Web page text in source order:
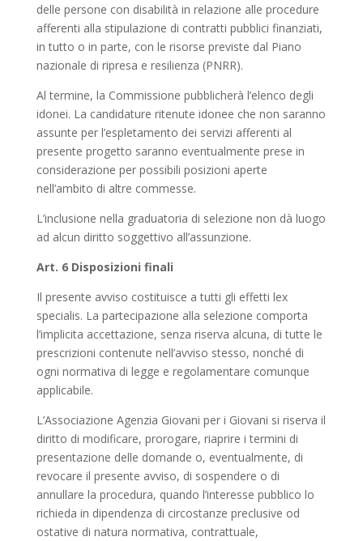
delle persone con disabilità in relazione alle procedure
afferenti alla stipulazione di contratti pubblici finanziati,
in tutto o in parte, con le risorse previste dal Piano
nazionale di ripresa e resilienza (PNRR).
Al termine, la Commissione pubblicherà l’elenco degli
idonei. La candidature ritenute idonee che non saranno
assunte per l’espletamento dei servizi afferenti al
presente progetto saranno eventualmente prese in
considerazione per possibili posizioni aperte
nell’ambito di altre commesse.
L’inclusione nella graduatoria di selezione non dà luogo
ad alcun diritto soggettivo all’assunzione.
Art. 6 Disposizioni finali
Il presente avviso costituisce a tutti gli effetti lex
specialis. La partecipazione alla selezione comporta
l’implicita accettazione, senza riserva alcuna, di tutte le
prescrizioni contenute nell’avviso stesso, nonché di
ogni normativa di legge e regolamentare comunque
applicabile.
L’Associazione Agenzia Giovani per i Giovani si riserva il
diritto di modificare, prorogare, riaprire i termini di
presentazione delle domande o, eventualmente, di
revocare il presente avviso, di sospendere o di
annullare la procedura, quando l’interesse pubblico lo
richieda in dipendenza di circostanze preclusive od
ostative di natura normativa, contrattuale,